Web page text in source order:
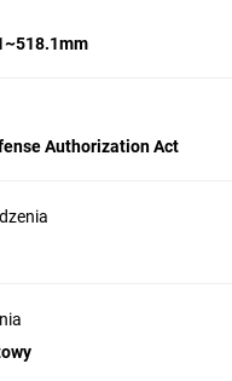
Authorization Act